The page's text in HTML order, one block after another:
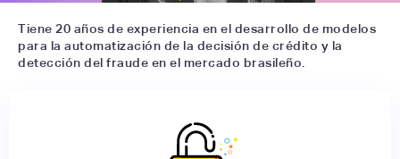
Tiene 20 años de experiencia en el desarrollo de modelos
para la automatización de la decisión de crédito y la
detección del fraude en el mercado brasileño.